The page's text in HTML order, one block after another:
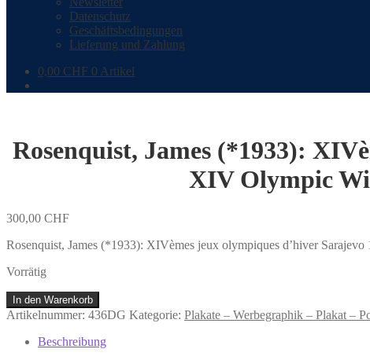
Datenschutz
Geschäftsbedingungen
Lieferung und Zahlung
0,00 CHF 0 Artikel
Rosenquist, James (*1933):
XIV Olympic
300,00 CHF
Rosenquist, James (*1933): XIVèmes jeux olympiques d’hiver
Vorrätig
Rosenquist,
James
XIVèmes
In den Warenkorb
Artikelnummer: 436DG Kategorie: Plakate – Werbegraphik – Plakat –
Beschreibung